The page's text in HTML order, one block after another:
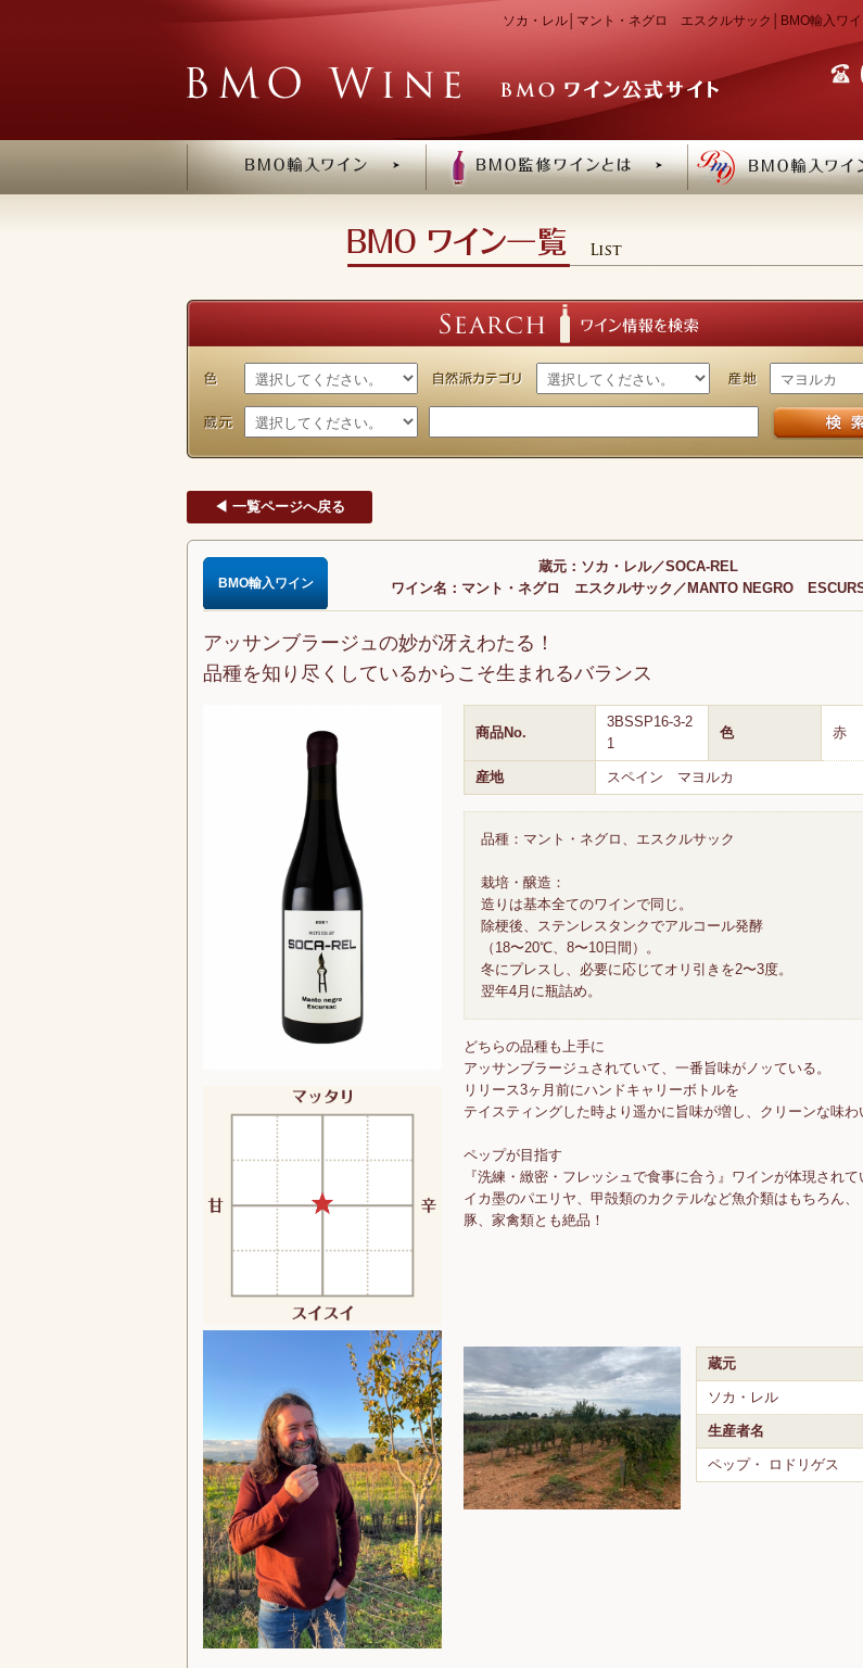
ソカ・レル│マント・ネグロ エスクルサック│BMO輸入ワ
◀ 一覧ページへ戻る
BMO輸入ワイン
蔵元：ソカ・レル／SOCA-REL
ワイン名：マント・ネグロ エスクルサック／MANTO NEGRO
アッサンブラージュの妙が冴えわたる！
品種を知り尽くしているからこそ生まれるバランス
商品No.
3BSSP16-3-2
1
色 赤
産地 スペイン マヨルカ
品種：マント・ネグロ、エスクルサック
栽培・醸造：
造りは基本全てのワインで同じ。
除梗後、ステンレスタンクでアルコール発酵
（18〜20℃、8〜10日間）。
冬にプレスし、必要に応じてオリ引きを2〜3度。
翌年4月に瓶詰め。
どちらの品種も上手に
アッサンブラージュされていて、一番旨味がノッている。
リリース3ヶ月前にハンドキャリーボトルを
テイスティングした時より遥かに旨味が増し、クリーンな味わ
ペップが目指す
『洗練・緻密・フレッシュで食事に合う』ワインが体現されて
イカ墨のパエリヤ、甲殻類のカクテルなど魚介類はもちろん、
豚、家禽類とも絶品！
蔵元
ソカ・レル
生産者名
ペップ・ ロドリゲス